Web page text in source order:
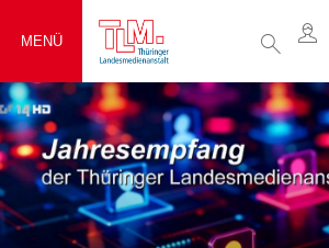
MENÜ